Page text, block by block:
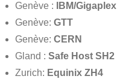
Genève :
IBM/Gigaplex
Genève: GTT
Genève: CERN
Gland : Safe Host SH2
Zurich: Equinix ZH4